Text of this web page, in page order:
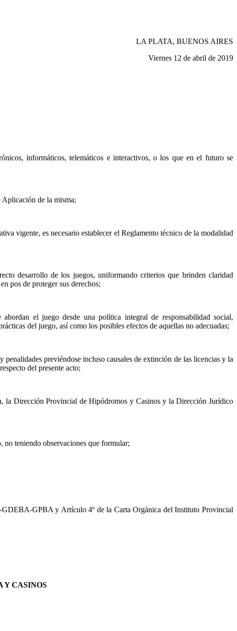
LA PLATA, BUENOS AIRES
Viernes 12 de abril de 2019
informáticos, telemáticos e interactivos, o los que en el futuro se
de la misma;
vigente, es necesario establecer el Reglamento técnico de la modalidad
desarrollo de los juegos, uniformando criterios que brinden claridad
pos de proteger sus derechos;
el juego desde una política integral de responsabilidad social,
del juego, así como los posibles efectos de aquellas no adecuadas;
previéndose incluso causales de extinción de las licencias y la
del presente acto;
la Dirección Provincial de Hipódromos y Casinos y la Dirección Jurídico
no teniendo observaciones que formular;
GPBA y Artículo 4º de la Carta Orgánica del Instituto Provincial
Y CASINOS